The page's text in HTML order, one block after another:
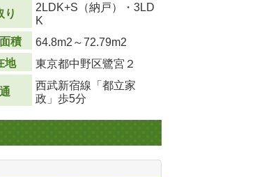
り
2LDK+S（納戸）・3LD
K
積
64.8m2 ～72.79m2
地
東京都中野区鷺宮２
西武新宿線「都立家
政」歩5分